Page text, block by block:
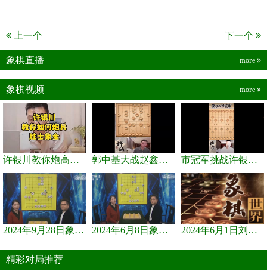
上一个 下一个
象棋直播 more
象棋视频 more
许银川教你炮高兵士象全如何赢士象全，简单四步即可 郭中基大战赵鑫鑫，许银川激情讲解 市冠军挑战许银川，急进中兵变化真激烈！
2024年9月28日象棋世界栏目，刘君、蒋川讲解了第九届杨官璘杯象棋... 2024年6月8日象棋世界，刘君、蒋川讲解了第九届杨官璘杯全国象棋... 2024年6月1日刘君、蒋川讲解第三届上海杯象棋大师赛谢靖与李少庚...
精彩对局推荐